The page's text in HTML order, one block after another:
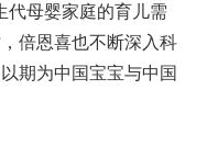
代母婴家庭的育儿需
倍恩喜也不断深入科
期为中国宝宝与中国